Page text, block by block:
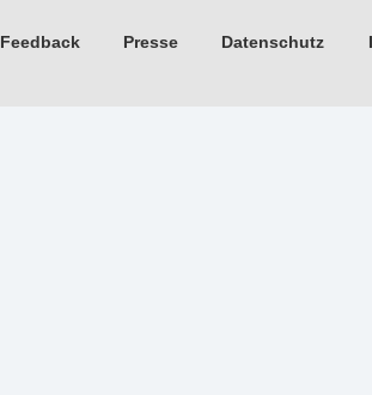
Feedback Presse Datenschutz